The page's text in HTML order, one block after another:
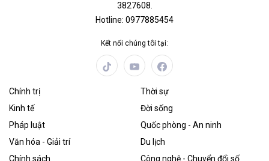
3827608.
Hotline: 0977885454
Kết nối chúng tôi tại:
Chính trị
Thời sự
Kinh tế
Đời sống
Pháp luật
Quốc phòng - An ninh
Văn hóa - Giải trí
Du lịch
Chính sách
Công nghệ - Chuyển đổi số